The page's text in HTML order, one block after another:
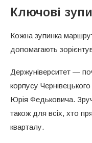
Ключові
Кожна зупинка
допомагають
Держуніверситет —
корпусу Чернівецького
Юрія Федьковича.
також для всіх, хто
кварталу.